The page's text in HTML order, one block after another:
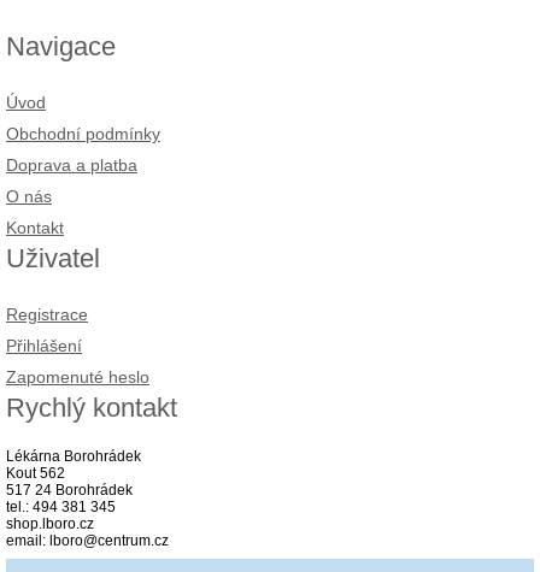
Navigace
Úvod
Obchodní podmínky
Doprava a platba
O nás
Kontakt
Uživatel
Registrace
Přihlášení
Zapomenuté heslo
Rychlý kontakt
Lékárna Borohrádek
Kout 562
517 24 Borohrádek
tel.: 494 381 345
shop.lboro.cz
email: lboro@centrum.cz